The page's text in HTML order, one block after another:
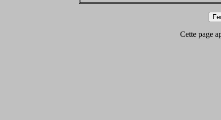
Cette page